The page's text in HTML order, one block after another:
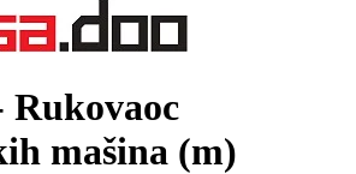
Rukovaoc
mašina (m)